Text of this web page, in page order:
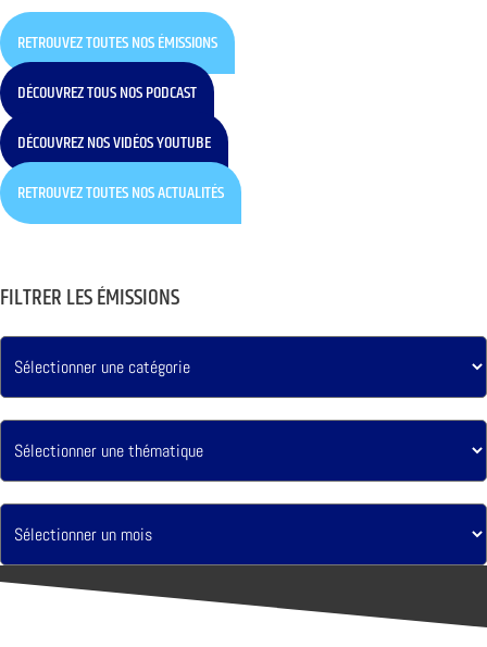
RETROUVEZ TOUTES NOS ÉMISSIONS
DÉCOUVREZ TOUS NOS PODCAST
DÉCOUVREZ NOS VIDÉOS YOUTUBE
RETROUVEZ TOUTES NOS ACTUALITÉS
FILTRER LES ÉMISSIONS